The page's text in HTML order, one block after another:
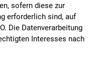
sofern diese zur
erforderlich sind, auf
Die Datenverarbeitung
Interesses nach